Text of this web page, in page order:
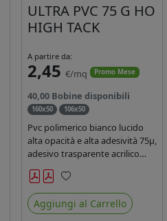
ULTRA PVC 75 G HO
HIGH TACK
A partire da:
2,45 €/mq Promo Mese
40,00 Bobine disponibili
160x50 106x50
Pvc polimerico bianco lucido
alta opacità e alta adesività 75µ,
adesivo trasparente acrilico
hotmelt permanente, durata 5-
7 anni, liner 140gr PE su
entrambi lati. Prestazioni di alto
livello. Dotato di certificato
Preferiti
Aggiungi al Carrello